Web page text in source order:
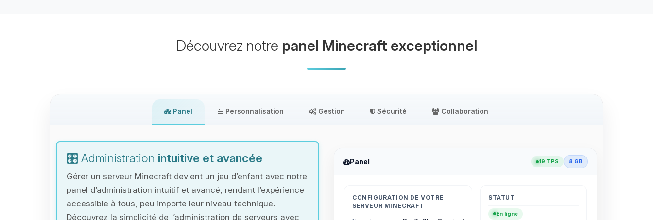
Découvrez notre panel Minecraft exceptionnel
Panel Personnalisation Gestion Sécurité Collaboration
🎛️ Administration intuitive et avancée
Gérer un serveur Minecraft devient un jeu d’enfant avec notre
panel d’administration intuitif et avancé, rendant l’expérience
accessible à tous, peu importe leur niveau technique.
Découvrez la simplicité de l’administration de serveurs avec
Panel 19 TPS 8 GB
CONFIGURATION DE VOTRE
SERVEUR MINECRAFT
STATUT
En ligne